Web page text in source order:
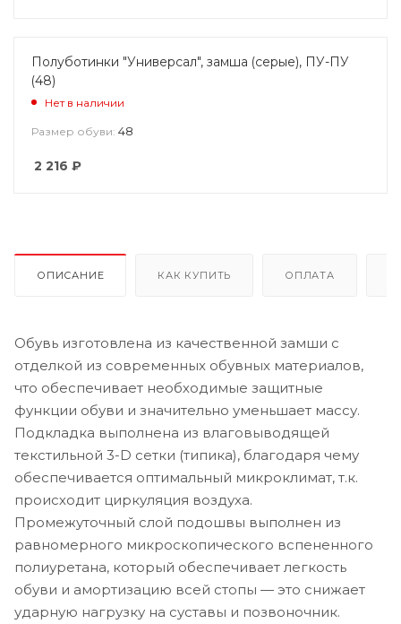
Полуботинки "Универсал", замша (серые), ПУ-ПУ
(48)
Нет в наличии
Размер обуви: 48
2 216 ₽
ОПИСАНИЕ КАК КУПИТЬ ОПЛАТА
Обувь изготовлена из качественной замши с
отделкой из современных обувных материалов,
что обеспечивает необходимые защитные
функции обуви и значительно уменьшает массу.
Подкладка выполнена из влаговыводящей
текстильной 3-D сетки (типика), благодаря чему
обеспечивается оптимальный микроклимат, т.к.
происходит циркуляция воздуха.
Промежуточный слой подошвы выполнен из
равномерного микроскопического вспененного
полиуретана, который обеспечивает легкость
обуви и амортизацию всей стопы — это снижает
ударную нагрузку на суставы и позвоночник.